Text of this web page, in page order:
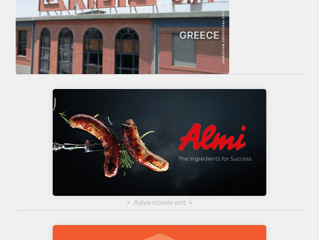
▴ Advertisement ▴